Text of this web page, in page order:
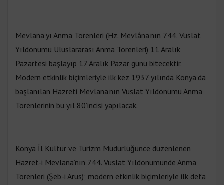
Mevlana’yı Anma Törenleri (Hz. Mevlâna'nın 744. Vuslat
Yıldönümü Uluslararası Anma Törenleri) 11 Aralık
Pazartesi başlayıp 17 Aralık Pazar günü bitecektir.
Modern etkinlik biçimleriyle ilk kez 1937 yılında Konya’da
başlanılan Hazreti Mevlana’nın Vuslat Yıldönümü Anma
Törenlerinin bu yıl 80’incisi yapılacak.
Konya İl Kültür ve Turizm Müdürlüğünce düzenlenen
Hazret-i Mevlana’nın 744. Vuslat Yıldönümünde Anma
Törenleri (Şeb-i Arus); modern etkinlik biçimleriyle ilk defa